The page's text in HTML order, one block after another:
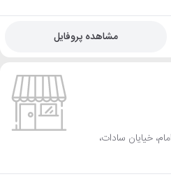
مشاهده پروفایل
یادگار امام، خیایان سادات،